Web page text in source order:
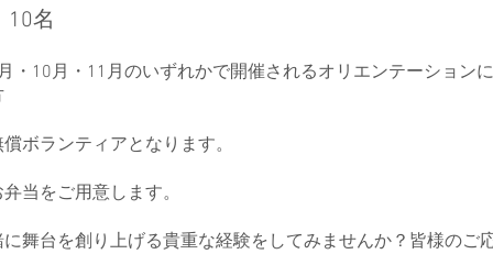
10名
・10月・11月のいずれかで開催されるオリエンテーション
ボランティアとなります。
当をご用意します。
舞台を創り上げる貴重な経験をしてみませんか？皆様のご